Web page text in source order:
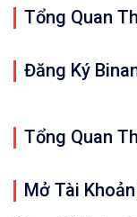
Tổng Quan
Đăng Ký
Tổng Quan
Mở Tài